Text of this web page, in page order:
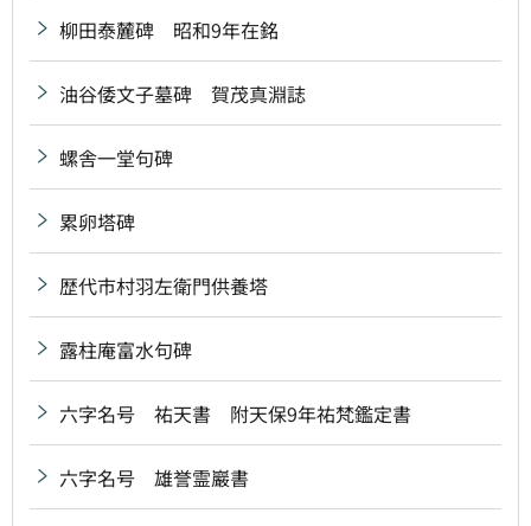
柳田泰麓碑 昭和9年在銘
油谷倭文子墓碑 賀茂真淵誌
螺舎一堂句碑
累卵塔碑
歴代市村羽左衛門供養塔
露柱庵富水句碑
六字名号 祐天書 附天保9年祐梵鑑定書
六字名号 雄誉霊巖書